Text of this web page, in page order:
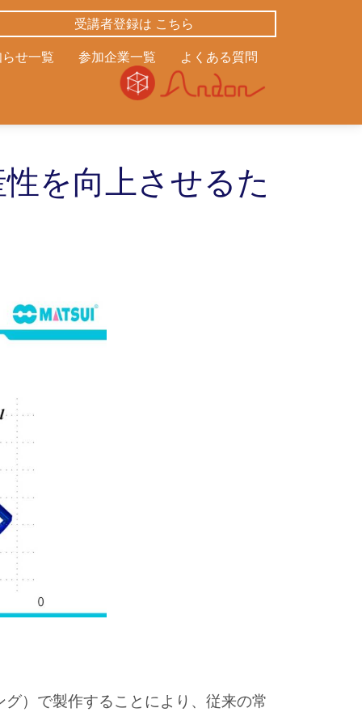
受講者登録は こちら
せ一覧 参加企業一覧 よくある質問
を向上させるた
）で製作することにより、従来の常